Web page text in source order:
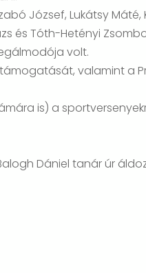
József, Lukátsy
és Tóth-Hetényi
volt.
valamint a
is) a
Dániel tanár úr